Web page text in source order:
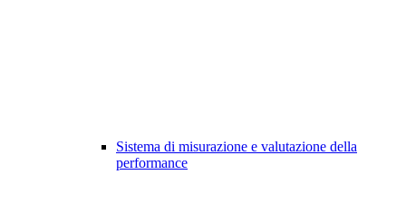
Sistema di misurazione e valutazione della
performance